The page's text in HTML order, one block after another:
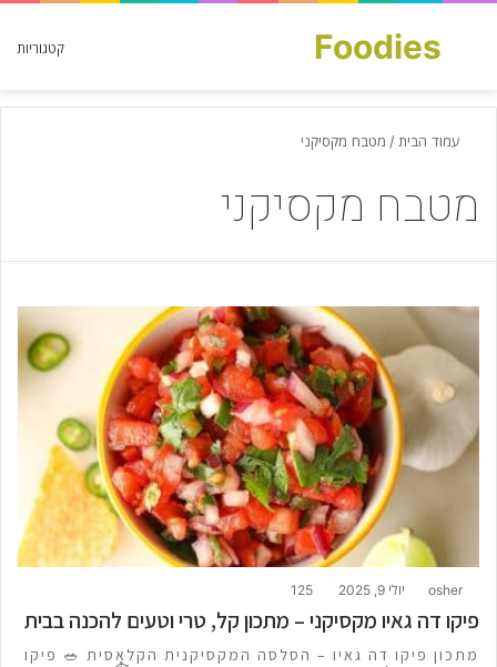
קטגוריות Foodies
חפש עבור
עמוד הבית / מטבח מקסיקני
מטבח מקסיקני
osher יולי 9, 2025 125
פיקו דה גאיו מקסיקני – מתכון קל, טרי וטעים להכנה בבית
מתכון פיקו דה גאיו – הסלסה המקסיקנית הקלאסית 🥗 פיקו